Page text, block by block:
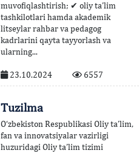
muvofiqlashtirish; ✔ oliy ta’lim
tashkilotlari hamda akademik
litseylar rahbar va pedagog
kadrlarini qayta tayyorlash va
ularning...
23.10.2024 6557
Tuzilma
O‘zbekiston Respublikasi Oliy ta’lim,
fan va innovatsiyalar vazirligi
huzuridagi Oliy ta’lim tizimi